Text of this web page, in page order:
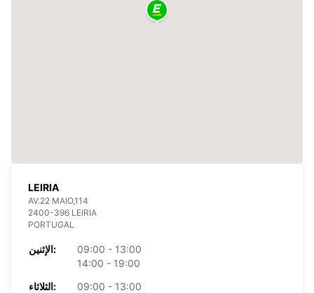
LEIRIA
AV.22 MAIO,114
2400-396 LEIRIA
PORTUGAL
الإثنين:
09:00 - 13:00
14:00 - 19:00
الثلاثاء:
09:00 - 13:00